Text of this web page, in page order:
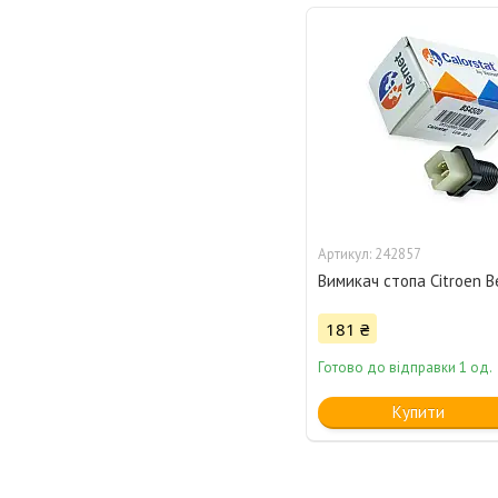
242857
Вимикач стопа Citroen
181 ₴
Готово до відправки 1 од.
Купити